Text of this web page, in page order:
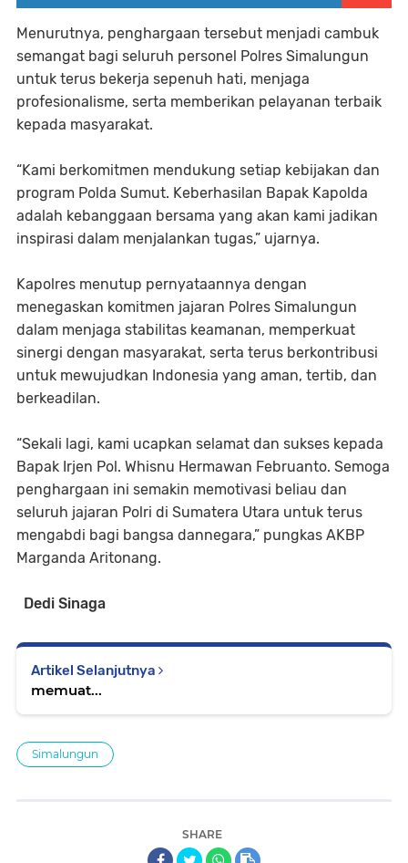
Menurutnya, penghargaan tersebut menjadi cambuk
semangat bagi seluruh personel Polres Simalungun
untuk terus bekerja sepenuh hati, menjaga
profesionalisme, serta memberikan pelayanan terbaik
kepada masyarakat.
“Kami berkomitmen mendukung setiap kebijakan dan
program Polda Sumut. Keberhasilan Bapak Kapolda
adalah kebanggaan bersama yang akan kami jadikan
inspirasi dalam menjalankan tugas,” ujarnya.
Kapolres menutup pernyataannya dengan
menegaskan komitmen jajaran Polres Simalungun
dalam menjaga stabilitas keamanan, memperkuat
sinergi dengan masyarakat, serta terus berkontribusi
untuk mewujudkan Indonesia yang aman, tertib, dan
berkeadilan.
“Sekali lagi, kami ucapkan selamat dan sukses kepada
Bapak Irjen Pol. Whisnu Hermawan Februanto. Semoga
penghargaan ini semakin memotivasi beliau dan
seluruh jajaran Polri di Sumatera Utara untuk terus
mengabdi bagi bangsa dannegara,” pungkas AKBP
Marganda Aritonang.
Dedi Sinaga
Artikel Selanjutnya
memuat...
Simalungun
SHARE